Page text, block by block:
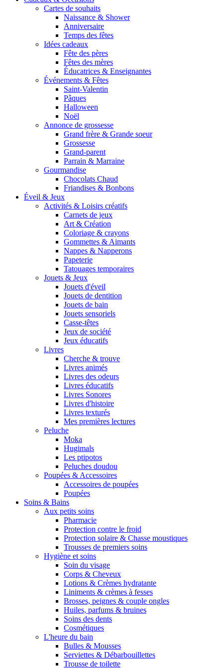
Cartes de souhaits
Naissance & Shower
Anniversaire
Temps des fêtes
Idées cadeaux
Fête des pères
Fêtes des mères
Éducatrices & Enseignantes
Événements & Fêtes
Saint-Valentin
Pâques
Halloween
Noël
Annonce de grossesse
Grand frère & Grande soeur
Grossesse
Grand-parent
Parrain & Marraine
Gourmandise
Chocolats Chaud
Friandises & Bonbons
Éveil & Jeux
Activités & Loisirs créatifs
Carnets de jeux
Art & Création
Coloriage & crayons
Gommettes & Aimants
Nappes & Napperons
Papeterie
Tatouages temporaires
Jouets & Jeux
Jouets d'éveil
Jouets de dentition
Jouets de bain
Jouets sensoriels
Casse-têtes
Jeux de société
Jeux éducatifs
Livres
Cherche & trouve
Livres animés
Livres des odeurs
Livres éducatifs
Livres Sonores
Livres d'histoire
Livres texturés
Mes premières lectures
Peluche
Moka
Hugimals
Les ptipotos
Peluches doudou
Poupées & Accessoires
Accessoires de poupées
Poupées
Soins & Bains
Aux petits soins
Pharmacie
Protection contre le froid
Protection solaire & Chasse moustiques
Trousses de premiers soins
Hygiène et soins
Soin du visage
Corps & Cheveux
Lotions & Crèmes hydratante
Liniments & crèmes à fesses
Brosses, peignes & couple ongles
Huiles, parfums & bruines
Soins des dents
Cosmétiques
L'heure du bain
Bulles & Mousses
Serviettes & Débarbouillettes
Trousse de toilette